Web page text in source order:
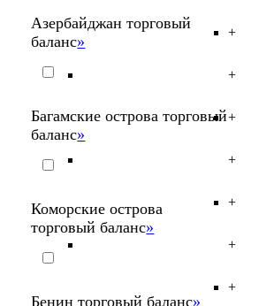
Азербайджан торговый
баланс»
Багамские острова торговый
баланс»
Коморские острова
торговый баланс»
Бенин торговый баланс»
+
+
+
+
+
+
+